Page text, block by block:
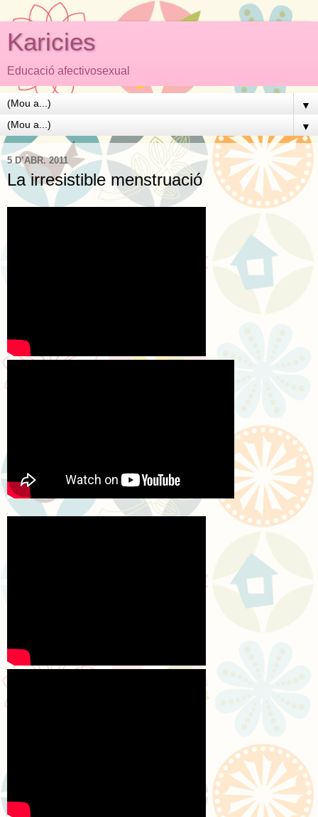
Karicies
Educació afectivosexual
▼
▼
5 D’ABR. 2011
La irresistible menstruació